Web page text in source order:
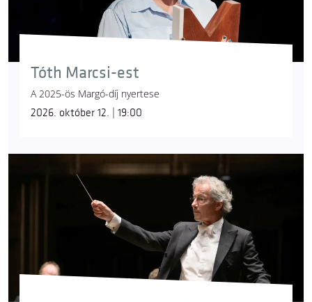
Tóth Marcsi-est
A 2025-ös Margó-díj nyertese
2026. október 12. | 19:00